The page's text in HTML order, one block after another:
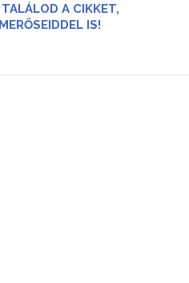
A CIKKET,
IS!